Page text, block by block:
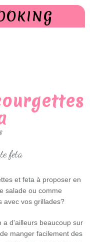
et feta à proposer en
salade ou comme
avec vos grillades?
a d'ailleurs beaucoup sur
manger facilement des